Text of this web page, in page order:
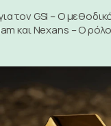
τον GSI – Ο
και Nexans – Ο